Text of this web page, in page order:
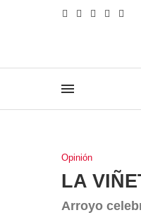
Opinión
LA
Arroyo